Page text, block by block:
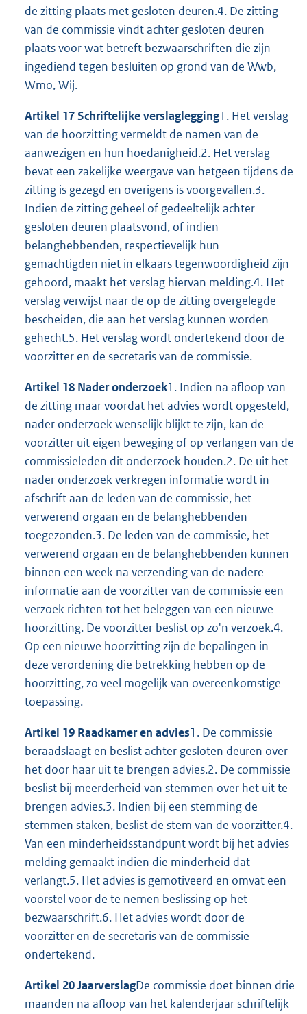
de zitting plaats met gesloten deuren.4. De zitting
van de commissie vindt achter gesloten deuren
plaats voor wat betreft bezwaarschriften die zijn
ingediend tegen besluiten op grond van de Wwb,
Wmo, Wij.
Artikel 17 Schriftelijke verslaglegging1. Het verslag
van de hoorzitting vermeldt de namen van de
aanwezigen en hun hoedanigheid.2. Het verslag
bevat een zakelijke weergave van hetgeen tijdens de
zitting is gezegd en overigens is voorgevallen.3.
Indien de zitting geheel of gedeeltelijk achter
gesloten deuren plaatsvond, of indien
belanghebbenden, respectievelijk hun
gemachtigden niet in elkaars tegenwoordigheid zijn
gehoord, maakt het verslag hiervan melding.4. Het
verslag verwijst naar de op de zitting overgelegde
bescheiden, die aan het verslag kunnen worden
gehecht.5. Het verslag wordt ondertekend door de
voorzitter en de secretaris van de commissie.
Artikel 18 Nader onderzoek1. Indien na afloop van
de zitting maar voordat het advies wordt opgesteld,
nader onderzoek wenselijk blijkt te zijn, kan de
voorzitter uit eigen beweging of op verlangen van de
commissieleden dit onderzoek houden.2. De uit het
nader onderzoek verkregen informatie wordt in
afschrift aan de leden van de commissie, het
verwerend orgaan en de belanghebbenden
toegezonden.3. De leden van de commissie, het
verwerend orgaan en de belanghebbenden kunnen
binnen een week na verzending van de nadere
informatie aan de voorzitter van de commissie een
verzoek richten tot het beleggen van een nieuwe
hoorzitting. De voorzitter beslist op zo'n verzoek.4.
Op een nieuwe hoorzitting zijn de bepalingen in
deze verordening die betrekking hebben op de
hoorzitting, zo veel mogelijk van overeenkomstige
toepassing.
Artikel 19 Raadkamer en advies1. De commissie
beraadslaagt en beslist achter gesloten deuren over
het door haar uit te brengen advies.2. De commissie
beslist bij meerderheid van stemmen over het uit te
brengen advies.3. Indien bij een stemming de
stemmen staken, beslist de stem van de voorzitter.4.
Van een minderheidsstandpunt wordt bij het advies
melding gemaakt indien die minderheid dat
verlangt.5. Het advies is gemotiveerd en omvat een
voorstel voor de te nemen beslissing op het
bezwaarschrift.6. Het advies wordt door de
voorzitter en de secretaris van de commissie
ondertekend.
Artikel 20 JaarverslagDe commissie doet binnen drie
maanden na afloop van het kalenderjaar schriftelijk